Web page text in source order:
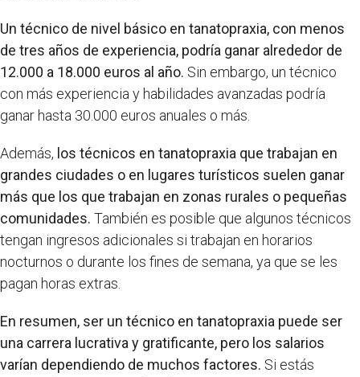
Un técnico de nivel básico en tanatopraxia, con menos
de tres años de experiencia, podría ganar alrededor de
12.000 a 18.000 euros al año. Sin embargo, un técnico
con más experiencia y habilidades avanzadas podría
ganar hasta 30.000 euros anuales o más.
Además, los técnicos en tanatopraxia que trabajan en
grandes ciudades o en lugares turísticos suelen ganar
más que los que trabajan en zonas rurales o pequeñas
comunidades. También es posible que algunos técnicos
tengan ingresos adicionales si trabajan en horarios
nocturnos o durante los fines de semana, ya que se les
pagan horas extras.
En resumen, ser un técnico en tanatopraxia puede ser
una carrera lucrativa y gratificante, pero los salarios
varían dependiendo de muchos factores. Si estás